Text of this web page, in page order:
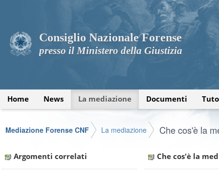
Consiglio Nazionale Forense
presso il Ministero della Giustizia
Home News La mediazione Documenti
Mediazione Forense CNF La mediazione Che cos'è la
Argomenti correlati Che cos'è la